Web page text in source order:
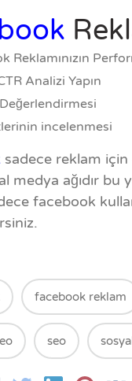
Reklamınızın
Analizi Yapın
incelenmesi
sadece reklam için
medya ağıdır
facebook
facebook reklam
seo